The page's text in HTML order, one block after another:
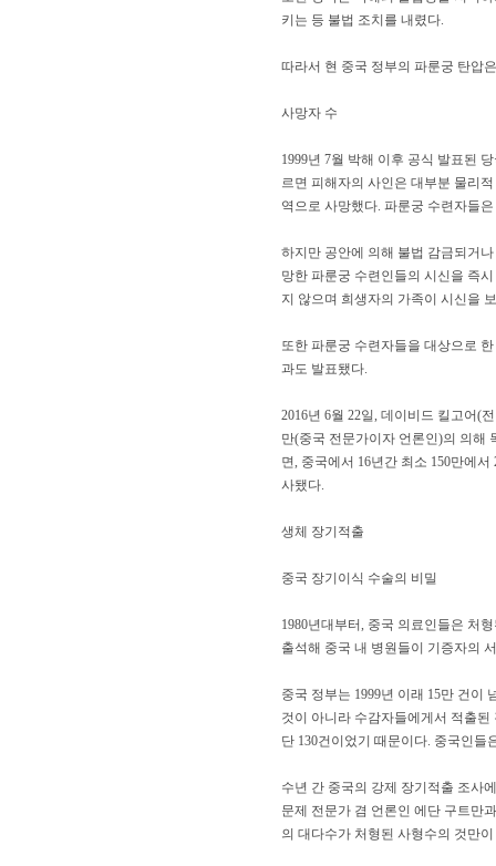
키는 등 불법 조치를 내렸다.
따라서 현 중국 정부의 파룬궁 탄압
사망자 수
1999년 7월 박해 이후 공식 발표된
르면 피해자의 사인은 대부분 물리
역으로 사망했다. 파룬궁 수련자들
하지만 공안에 의해 불법 감금되거
망한 파룬궁 수련인들의 시신을 즉
지 않으며 희생자의 가족이 시신을
또한 파룬궁 수련자들을 대상으로
과도 발표됐다.
2016년 6월 22일, 데이비드 킬고어(
만(중국 전문가이자 언론인)의 의해
면, 중국에서 16년간 최소 150만에
사됐다.
생체 장기적출
중국 장기이식 수술의 비밀
1980년대부터, 중국 의료인들은 처
출석해 중국 내 병원들이 기증자의
중국 정부는 1999년 이래 15만 건이
것이 아니라 수감자들에게서 적출
단 130건이었기 때문이다. 중국인
수년 간 중국의 강제 장기적출 조사
문제 전문가 겸 언론인 에단 구트만
의 대다수가 처형된 사형수의 것만